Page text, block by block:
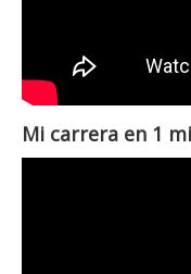
Mi carrera en 1